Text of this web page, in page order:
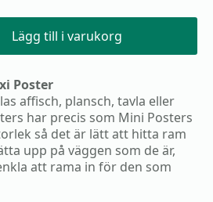
Lägg till i varukorg
Poster
affisch, plansch, tavla eller
har precis som Mini Posters
så det är lätt att hitta ram
upp på väggen som de är,
att rama in för den som